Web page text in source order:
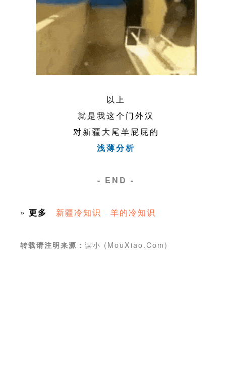
以上
就是我这个门外汉
对新疆大尾羊屁屁的
浅薄分析
- END -
» 更多 新疆冷知识 羊的冷知识
转载请注明来源： 谋小 (MouXiao.Com)